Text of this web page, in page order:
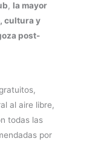
, la mayor
cultura y
post-
al aire libre,
todas las
por